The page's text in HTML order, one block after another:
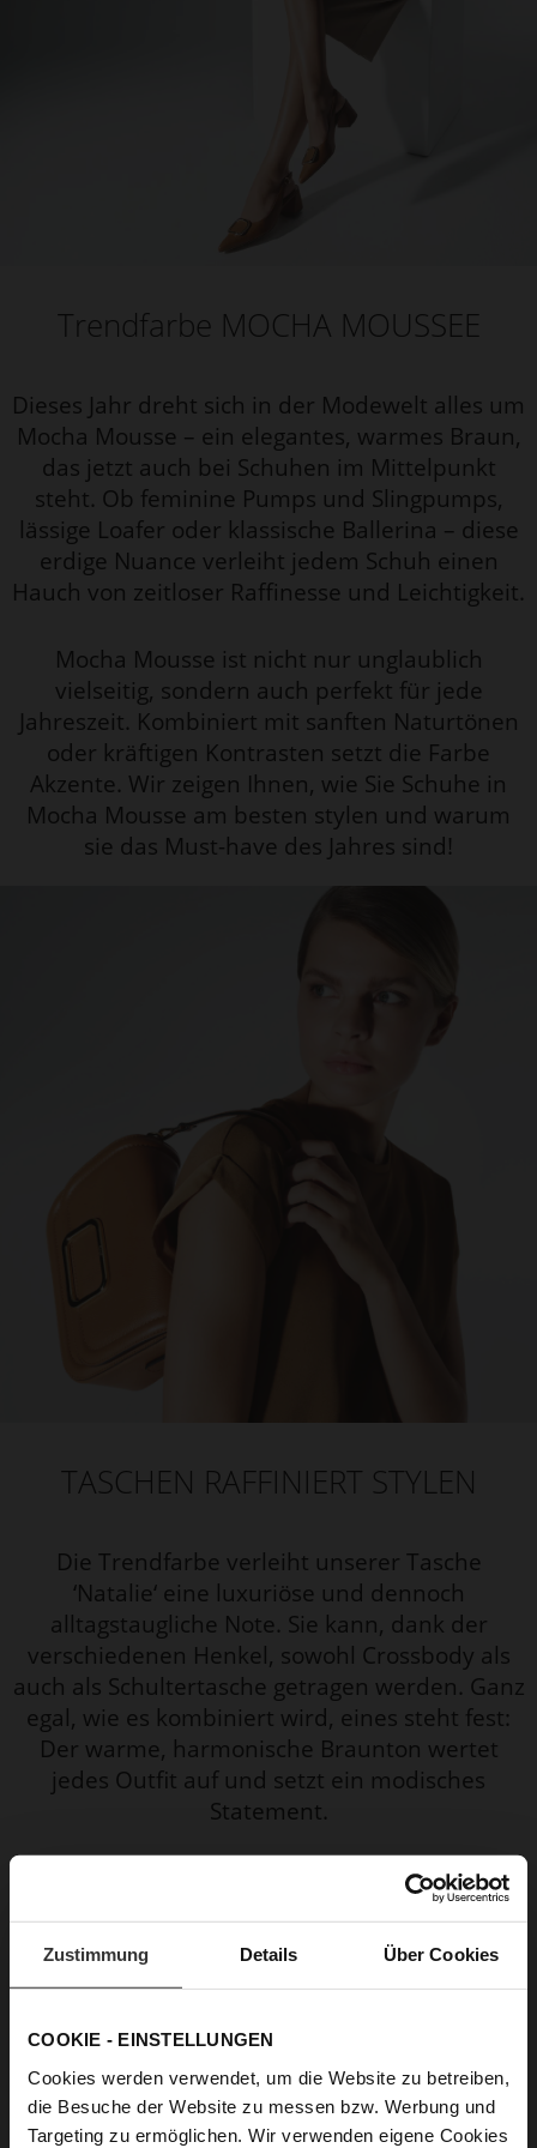
Zustimmung Details Über Cookies
COOKIE - EINSTELLUNGEN
Cookies werden verwendet, um die Website zu betreiben,
die Besuche der Website zu messen bzw. Werbung und
Targeting zu ermöglichen. Wir verwenden eigene Cookies
Trendfarbe MOCHA MOUSSEE
Dieses Jahr dreht sich in der Modewelt alles um
Mocha Mousse – ein elegantes, warmes Braun,
das jetzt auch bei Schuhen im Mittelpunkt
steht. Ob feminine Pumps und Slingpumps,
lässige Loafer oder klassische Ballerina – diese
erdige Nuance verleiht jedem Schuh einen
Hauch von zeitloser Raffinesse und Leichtigkeit.
Mocha Mousse ist nicht nur unglaublich
vielseitig, sondern auch perfekt für jede
Jahreszeit. Kombiniert mit sanften Naturtönen
oder kräftigen Kontrasten setzt die Farbe
Akzente. Wir zeigen Ihnen, wie Sie Schuhe in
Mocha Mousse am besten stylen und warum
sie das Must-have des Jahres sind!
TASCHEN RAFFINIERT STYLEN
Die Trendfarbe verleiht unserer Tasche
‘Natalie‘ eine luxuriöse und dennoch
alltagstaugliche Note. Sie kann, dank der
verschiedenen Henkel, sowohl Crossbody als
auch als Schultertasche getragen werden. Ganz
egal, wie es kombiniert wird, eines steht fest:
Der warme, harmonische Braunton wertet
jedes Outfit auf und setzt ein modisches
Statement.